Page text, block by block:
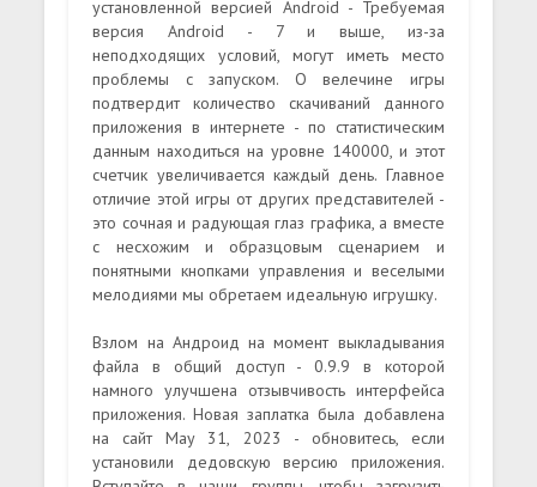
установленной версией Android - Требуемая
версия Android - 7 и выше, из-за
неподходящих условий, могут иметь место
проблемы с запуском. О велечине игры
подтвердит количество скачиваний данного
приложения в интернете - по статистическим
данным находиться на уровне 140000, и этот
счетчик увеличивается каждый день. Главное
отличие этой игры от других представителей -
это сочная и радующая глаз графика, а вместе
с несхожим и образцовым сценарием и
понятными кнопками управления и веселыми
мелодиями мы обретаем идеальную игрушку.
Взлом на Андроид на момент выкладывания
файла в общий доступ - 0.9.9 в которой
намного улучшена отзывчивость интерфейса
приложения. Новая заплатка была добавлена
на сайт May 31, 2023 - обновитесь, если
установили дедовскую версию приложения.